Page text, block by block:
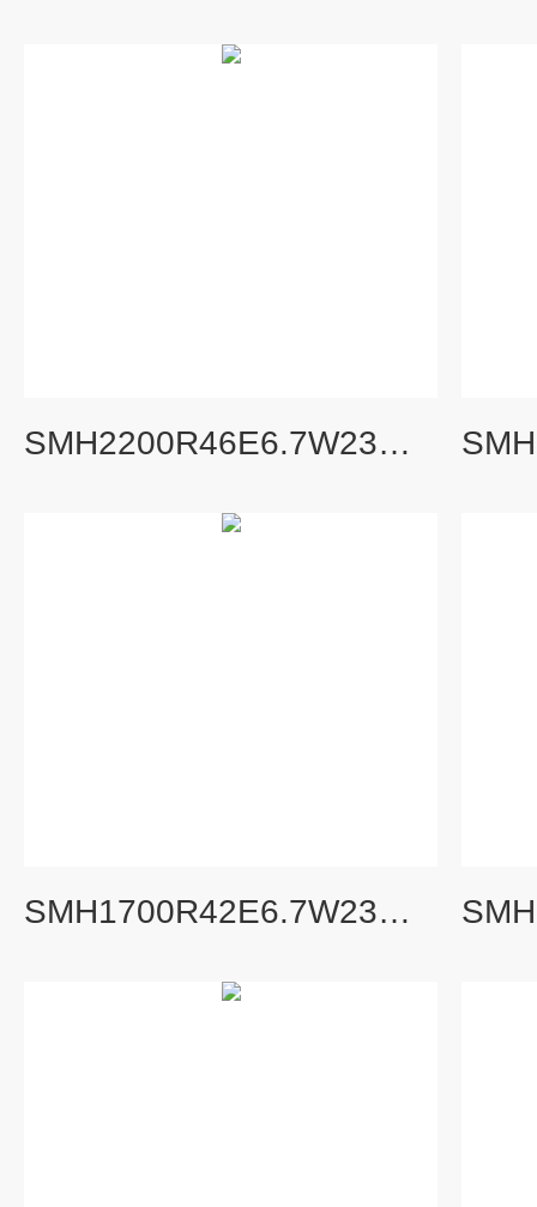
SMH2200R46E6.7W23黄山螺杆泵黄山市螺杆泵
SMH1700R42E6.7W23黄山螺杆泵三螺杆泵